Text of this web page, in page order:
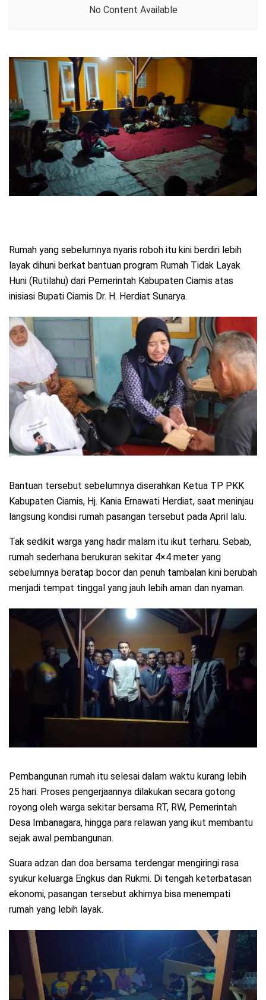
No Content Available
Rumah yang sebelumnya nyaris roboh itu kini berdiri lebih
layak dihuni berkat bantuan program Rumah Tidak Layak
Huni (Rutilahu) dari Pemerintah Kabupaten Ciamis atas
inisiasi Bupati Ciamis Dr. H. Herdiat Sunarya.
Bantuan tersebut sebelumnya diserahkan Ketua TP PKK
Kabupaten Ciamis, Hj. Kania Ernawati Herdiat, saat meninjau
langsung kondisi rumah pasangan tersebut pada April lalu.
Tak sedikit warga yang hadir malam itu ikut terharu. Sebab,
rumah sederhana berukuran sekitar 4×4 meter yang
sebelumnya beratap bocor dan penuh tambalan kini berubah
menjadi tempat tinggal yang jauh lebih aman dan nyaman.
Pembangunan rumah itu selesai dalam waktu kurang lebih
25 hari. Proses pengerjaannya dilakukan secara gotong
royong oleh warga sekitar bersama RT, RW, Pemerintah
Desa Imbanagara, hingga para relawan yang ikut membantu
sejak awal pembangunan.
Suara adzan dan doa bersama terdengar mengiringi rasa
syukur keluarga Engkus dan Rukmi. Di tengah keterbatasan
ekonomi, pasangan tersebut akhirnya bisa menempati
rumah yang lebih layak.